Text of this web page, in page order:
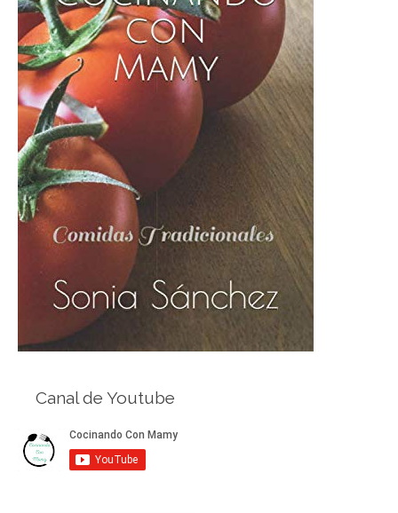
Canal de Youtube